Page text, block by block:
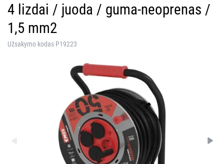
4 lizdai / juoda / guma-neoprenas /
1,5 mm2
Užsakymo kodas P19223